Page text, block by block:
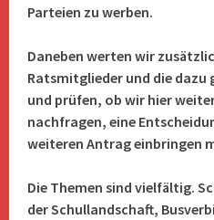
Parteien zu werben.
Daneben werten wir
Ratsmitglieder und die
und prüfen, ob wir hier
nachfragen, eine
weiteren Antrag einbringen
Die Themen sind vielfältig.
der Schullandschaft,